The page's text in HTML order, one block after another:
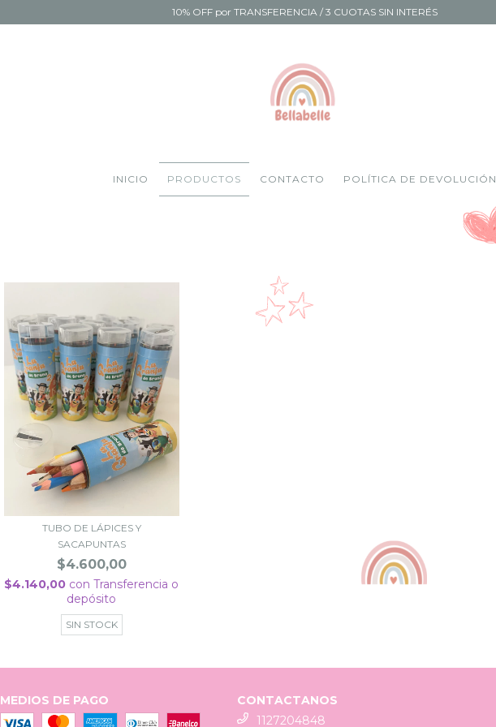
10% OFF por TRANSFERENCIA / 3 CUOTAS SIN INTERÉS
INICIO PRODUCTOS CONTACTO POLÍTICA DE DEVOLUCIÓN
TUBO DE LÁPICES Y
SACAPUNTAS
$4.600,00
$4.140,00 con Transferencia o
depósito
SIN STOCK
MEDIOS DE PAGO
CONTACTANOS
1127204848